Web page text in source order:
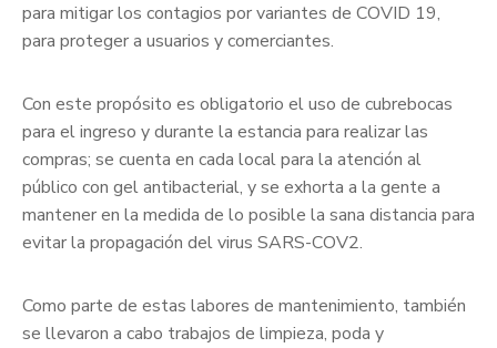
para mitigar los contagios por variantes de COVID 19,
para proteger a usuarios y comerciantes.
Con este propósito es obligatorio el uso de cubrebocas
para el ingreso y durante la estancia para realizar las
compras; se cuenta en cada local para la atención al
público con gel antibacterial, y se exhorta a la gente a
mantener en la medida de lo posible la sana distancia para
evitar la propagación del virus SARS-COV2.
Como parte de estas labores de mantenimiento, también
se llevaron a cabo trabajos de limpieza, poda y